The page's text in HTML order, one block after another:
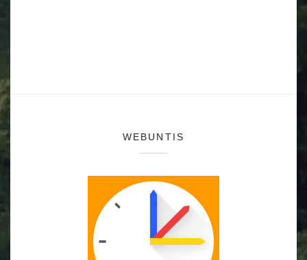
WEBUNTIS